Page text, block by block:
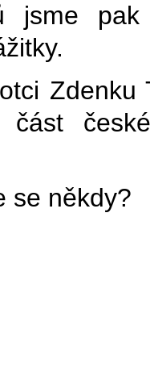
jsme pak
Zdenku
se někdy?